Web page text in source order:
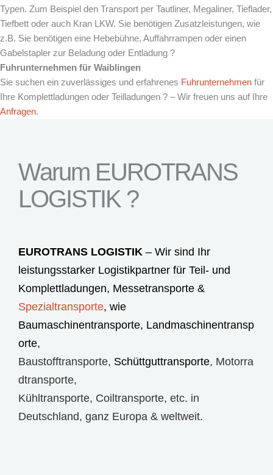
Typen. Zum Beispiel den Transport per Tautliner, Megaliner, Tieflader,
Tiefbett oder auch Kran LKW. Sie benötigen Zusatzleistungen, wie
z.B. Sie benötigen eine Hebebühne, Auffahrrampen oder einen
Gabelstapler zur Beladung oder Entladung ?
Fuhrunternehmen für Waiblingen
Sie suchen ein zuverlässiges und erfahrenes Fuhrunternehmen für
Ihre Komplettladungen oder Teilladungen ? – Wir freuen uns auf Ihre
Anfragen.
Warum EUROTRANS
LOGISTIK ?
EUROTRANS LOGISTIK – Wir sind Ihr
leistungsstarker Logistikpartner für Teil- und
Komplettladungen, Messetransporte &
Spezialtransporte, wie
Baumaschinentransporte, Landmaschinentransp
orte,
Baustofftransporte, Schüttguttransporte, Motorra
dtransporte,
Kühltransporte, Coiltransporte, etc. in
Deutschland, ganz Europa & weltweit.